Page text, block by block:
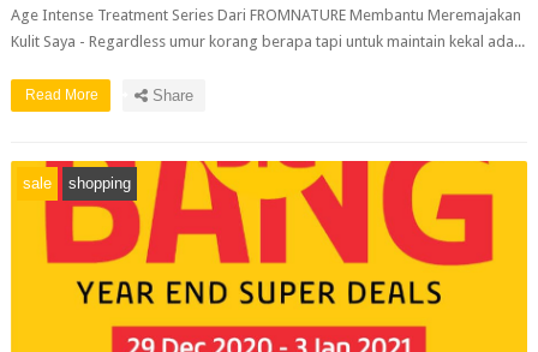
Age Intense Treatment Series Dari FROMNATURE Membantu Meremajakan
Kulit Saya - Regardless umur korang berapa tapi untuk maintain kekal ada...
Read More Share
sale shopping